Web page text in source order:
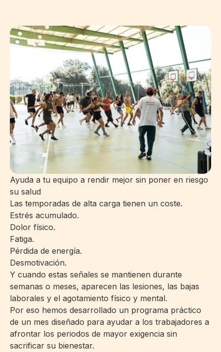
Ayuda a tu equipo a rendir mejor sin poner en riesgo
su salud
Las temporadas de alta carga tienen un coste.
Estrés acumulado.
Dolor físico.
Fatiga.
Pérdida de energía.
Desmotivación.
Y cuando estas señales se mantienen durante
semanas o meses, aparecen las lesiones, las bajas
laborales y el agotamiento físico y mental.
Por eso hemos desarrollado un programa práctico
de un mes diseñado para ayudar a los trabajadores a
afrontar los periodos de mayor exigencia sin
sacrificar su bienestar.